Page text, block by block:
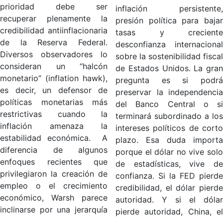
prioridad debe ser
recuperar plenamente la
credibilidad antiinflacionaria
de la Reserva Federal.
Diversos observadores lo
consideran un “halcón
monetario” (inflation hawk),
es decir, un defensor de
políticas monetarias más
restrictivas cuando la
inflación amenaza la
estabilidad económica. A
diferencia de algunos
enfoques recientes que
privilegiaron la creación de
empleo o el crecimiento
económico, Warsh parece
inclinarse por una jerarquía
inflación persistente,
presión política para bajar
tasas y creciente
desconfianza internacional
sobre la sostenibilidad fiscal
de Estados Unidos. La gran
pregunta es si podrá
preservar la independencia
del Banco Central o si
terminará subordinado a los
intereses políticos de corto
plazo. Esa duda importa
porque el dólar no vive solo
de estadísticas, vive de
confianza. Si la FED pierde
credibilidad, el dólar pierde
autoridad. Y si el dólar
pierde autoridad, China, el